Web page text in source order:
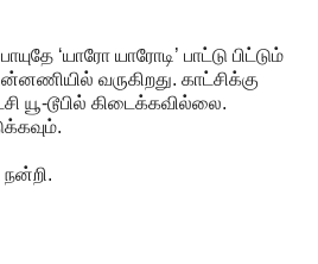
‘யாரோ யாரோடி’ பாட்டு பிட்டும்
வருகிறது. காட்சிக்கு
யூ-டூபில் கிடைக்கவில்லை.
நன்றி.